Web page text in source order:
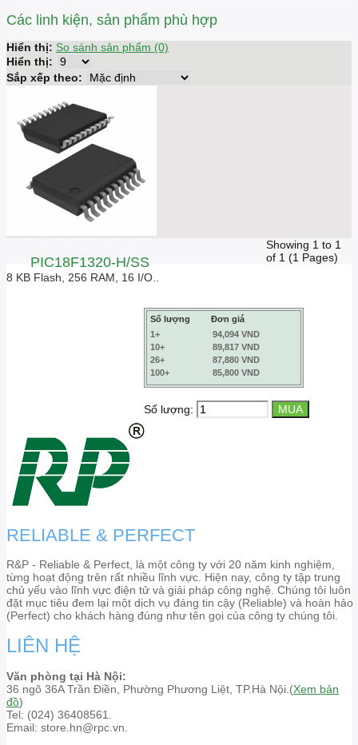
Các linh kiện, sản phẩm phù hợp
Hiển thị: So sánh sản phẩm (0)
Hiển thị:
Sắp xếp theo:
PIC18F1320-H/SS
8 KB Flash, 256 RAM, 16 I/O..
Số lượng
Đơn giá
1+
94,094 VND
10+
89,817 VND
26+
87,880 VND
100+
85,800 VND
Số lượng:
Showing 1 to 1
of 1 (1 Pages)
RELIABLE & PERFECT
R&P - Reliable & Perfect, là một công ty với 20 năm kinh nghiệm,
từng hoạt động trên rất nhiều lĩnh vực. Hiện nay, công ty tập trung
chủ yếu vào lĩnh vực điện tử và giải pháp công nghệ. Chúng tôi luôn
đặt mục tiêu đem lại một dịch vụ đáng tin cậy (Reliable) và hoàn hảo
(Perfect) cho khách hàng đúng như tên gọi của công ty chúng tôi.
LIÊN HỆ
Văn phòng tại Hà Nội:
36 ngõ 36A Trần Điền, Phường Phương Liệt, TP.Hà Nội.(Xem bản
đồ)
Tel: (024) 36408561.
Email: store.hn@rpc.vn.